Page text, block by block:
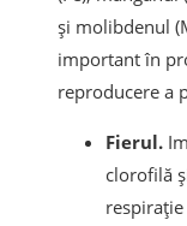
și molibdenul
important în
reproducere a
Fierul.
clorofilă